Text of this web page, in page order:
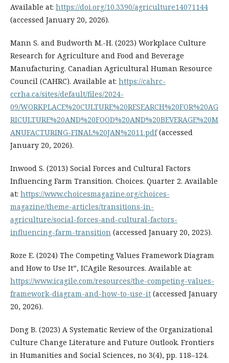
Available at: https://doi.org/10.3390/agriculture14071144
(accessed January 20, 2026).
Mann S. and Budworth M.-H. (2023) Workplace Culture
Research for Agriculture and Food and Beverage
Manufacturing. Canadian Agricultural Human Resource
Council (CAHRC). Available at: https://cahrc-
ccrha.ca/sites/default/files/2024-
09/WORKPLACE%20CULTURE%20RESEARCH%20FOR%20AG
RICULTURE%20AND%20FOOD%20AND%20BEVERAGE%20M
ANUFACTURING-FINAL%20JAN%2011.pdf(accessed
January 20, 2026).
Inwood S. (2013) Social Forces and Cultural Factors
Influencing Farm Transition. Choices. Quarter 2. Available
at: https://www.choicesmagazine.org/choices-
magazine/theme-articles/transitions-in-
agriculture/social-forces-and-cultural-factors-
influencing-farm-transition (accessed January 20, 2025).
Roze E. (2024) The Competing Values Framework Diagram
and How to Use It”, ICAgile Resources. Available at:
https://www.icagile.com/resources/the-competing-values-
framework-diagram-and-how-to-use-it (accessed January
20, 2026).
Dong B. (2023) A Systematic Review of the Organizational
Culture Change Literature and Future Outlook. Frontiers
in Humanities and Social Sciences, no 3(4), pp. 118–124.